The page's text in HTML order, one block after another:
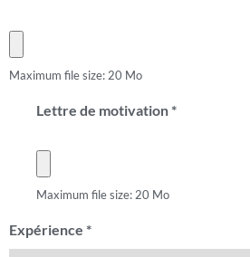
Maximum file size: 20 Mo
Lettre de motivation*
Maximum file size: 20 Mo
Expérience *